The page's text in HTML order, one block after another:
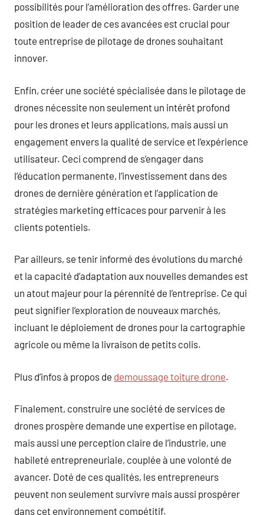
possibilités pour l’amélioration des offres. Garder une
position de leader de ces avancées est crucial pour
toute entreprise de pilotage de drones souhaitant
innover.
Enfin, créer une société spécialisée dans le pilotage de
drones nécessite non seulement un intérêt profond
pour les drones et leurs applications, mais aussi un
engagement envers la qualité de service et l’expérience
utilisateur. Ceci comprend de s’engager dans
l’éducation permanente, l’investissement dans des
drones de dernière génération et l’application de
stratégies marketing efficaces pour parvenir à les
clients potentiels.
Par ailleurs, se tenir informé des évolutions du marché
et la capacité d’adaptation aux nouvelles demandes est
un atout majeur pour la pérennité de l’entreprise. Ce qui
peut signifier l’exploration de nouveaux marchés,
incluant le déploiement de drones pour la cartographie
agricole ou même la livraison de petits colis.
Plus d’infos à propos de demoussage toiture drone.
Finalement, construire une société de services de
drones prospère demande une expertise en pilotage,
mais aussi une perception claire de l’industrie, une
habileté entrepreneuriale, couplée à une volonté de
avancer. Doté de ces qualités, les entrepreneurs
peuvent non seulement survivre mais aussi prospérer
dans cet environnement compétitif.